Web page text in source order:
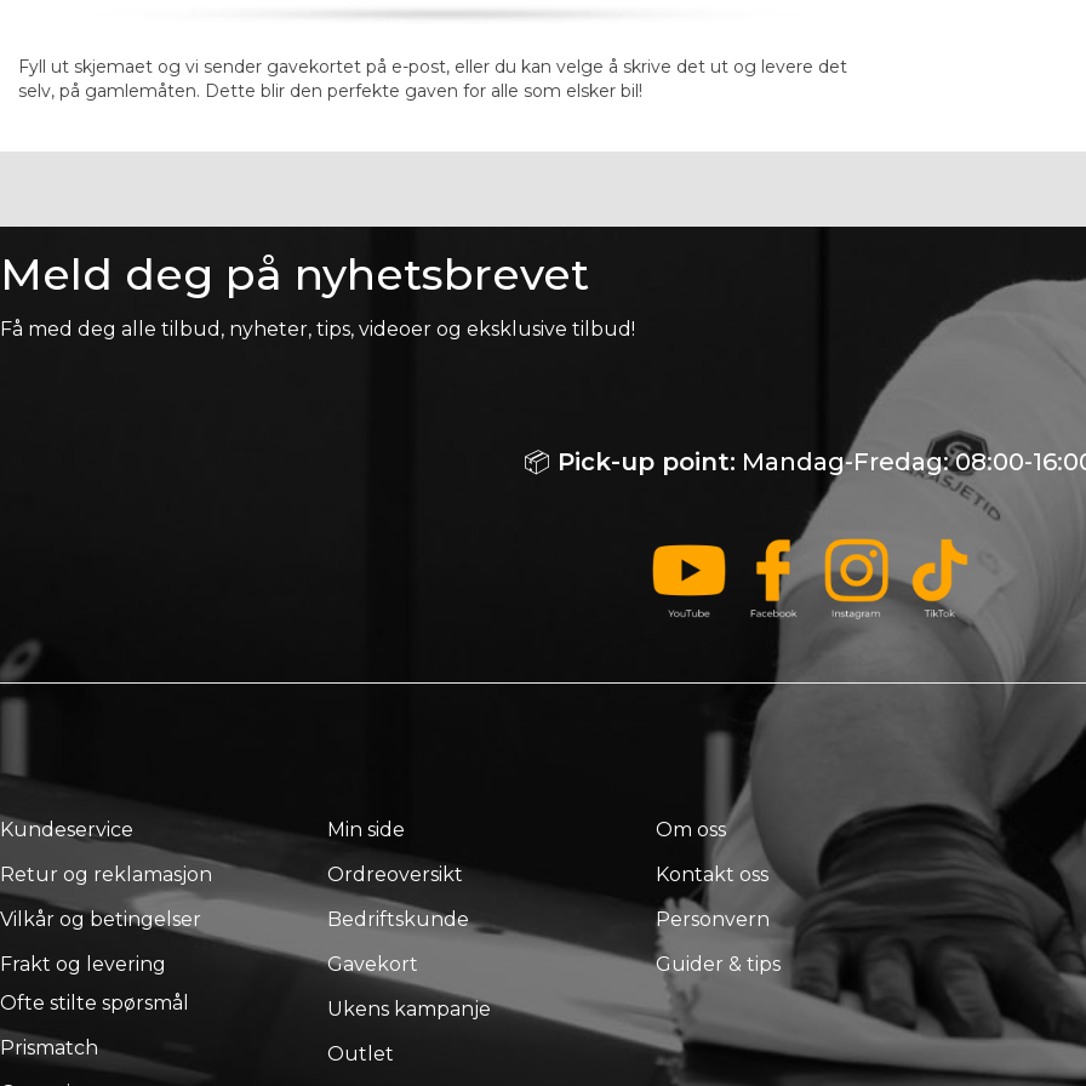
Fyll ut skjemaet og vi sender gavekortet på e-post, eller du kan velge å skrive det ut og levere det
selv, på gamlemåten. Dette blir den perfekte gaven for alle som elsker bil!
Meld deg på nyhetsbrevet
Få med deg alle tilbud, nyheter, tips, videoer og eksklusive tilbud!
📦 Pick-up point: Mandag-Fredag: 08:00-
Kundeservice
Retur og reklamasjon
Vilkår og betingelser
Frakt og levering
Ofte stilte spørsmål
Prismatch
Min side
Ordreoversikt
Bedriftskunde
Gavekort
Ukens kampanje
Outlet
Om oss
Kontakt oss
Personvern
Guider & tips